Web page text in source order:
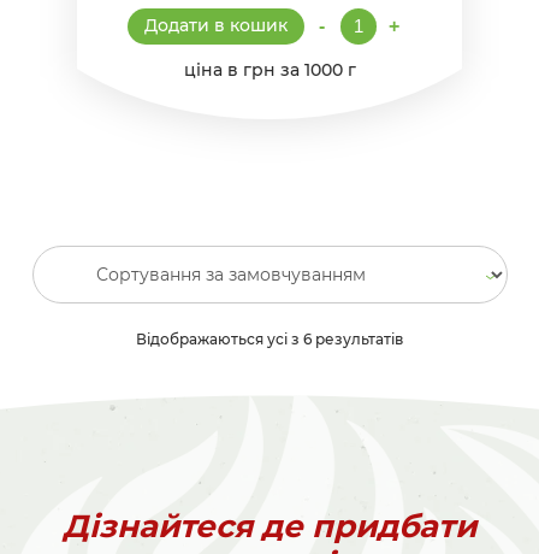
- Термопакет
кількість
+
Додати в кошик
ціна в грн за 1000 г
Відображаються усі з 6 результатів
Дізнайтеся де придбати